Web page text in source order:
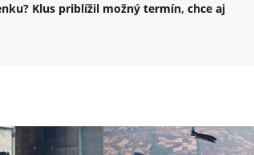
Klus priblížil možný termín, chce aj